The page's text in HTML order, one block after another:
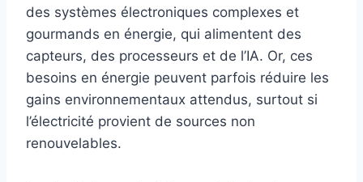
des systèmes électroniques complexes et
gourmands en énergie, qui alimentent des
capteurs, des processeurs et de l’IA. Or, ces
besoins en énergie peuvent parfois réduire les
gains environnementaux attendus, surtout si
l’électricité provient de sources non
renouvelables.